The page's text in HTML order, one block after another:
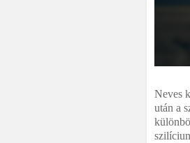
Neves
után a